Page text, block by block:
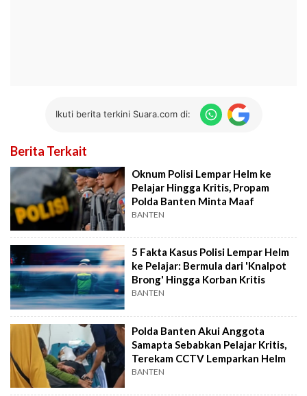
Ikuti berita terkini Suara.com di:
Berita Terkait
Oknum Polisi Lempar Helm ke
Pelajar Hingga Kritis, Propam
Polda Banten Minta Maaf
BANTEN
5 Fakta Kasus Polisi Lempar Helm
ke Pelajar: Bermula dari 'Knalpot
Brong' Hingga Korban Kritis
BANTEN
Polda Banten Akui Anggota
Samapta Sebabkan Pelajar Kritis,
Terekam CCTV Lemparkan Helm
BANTEN